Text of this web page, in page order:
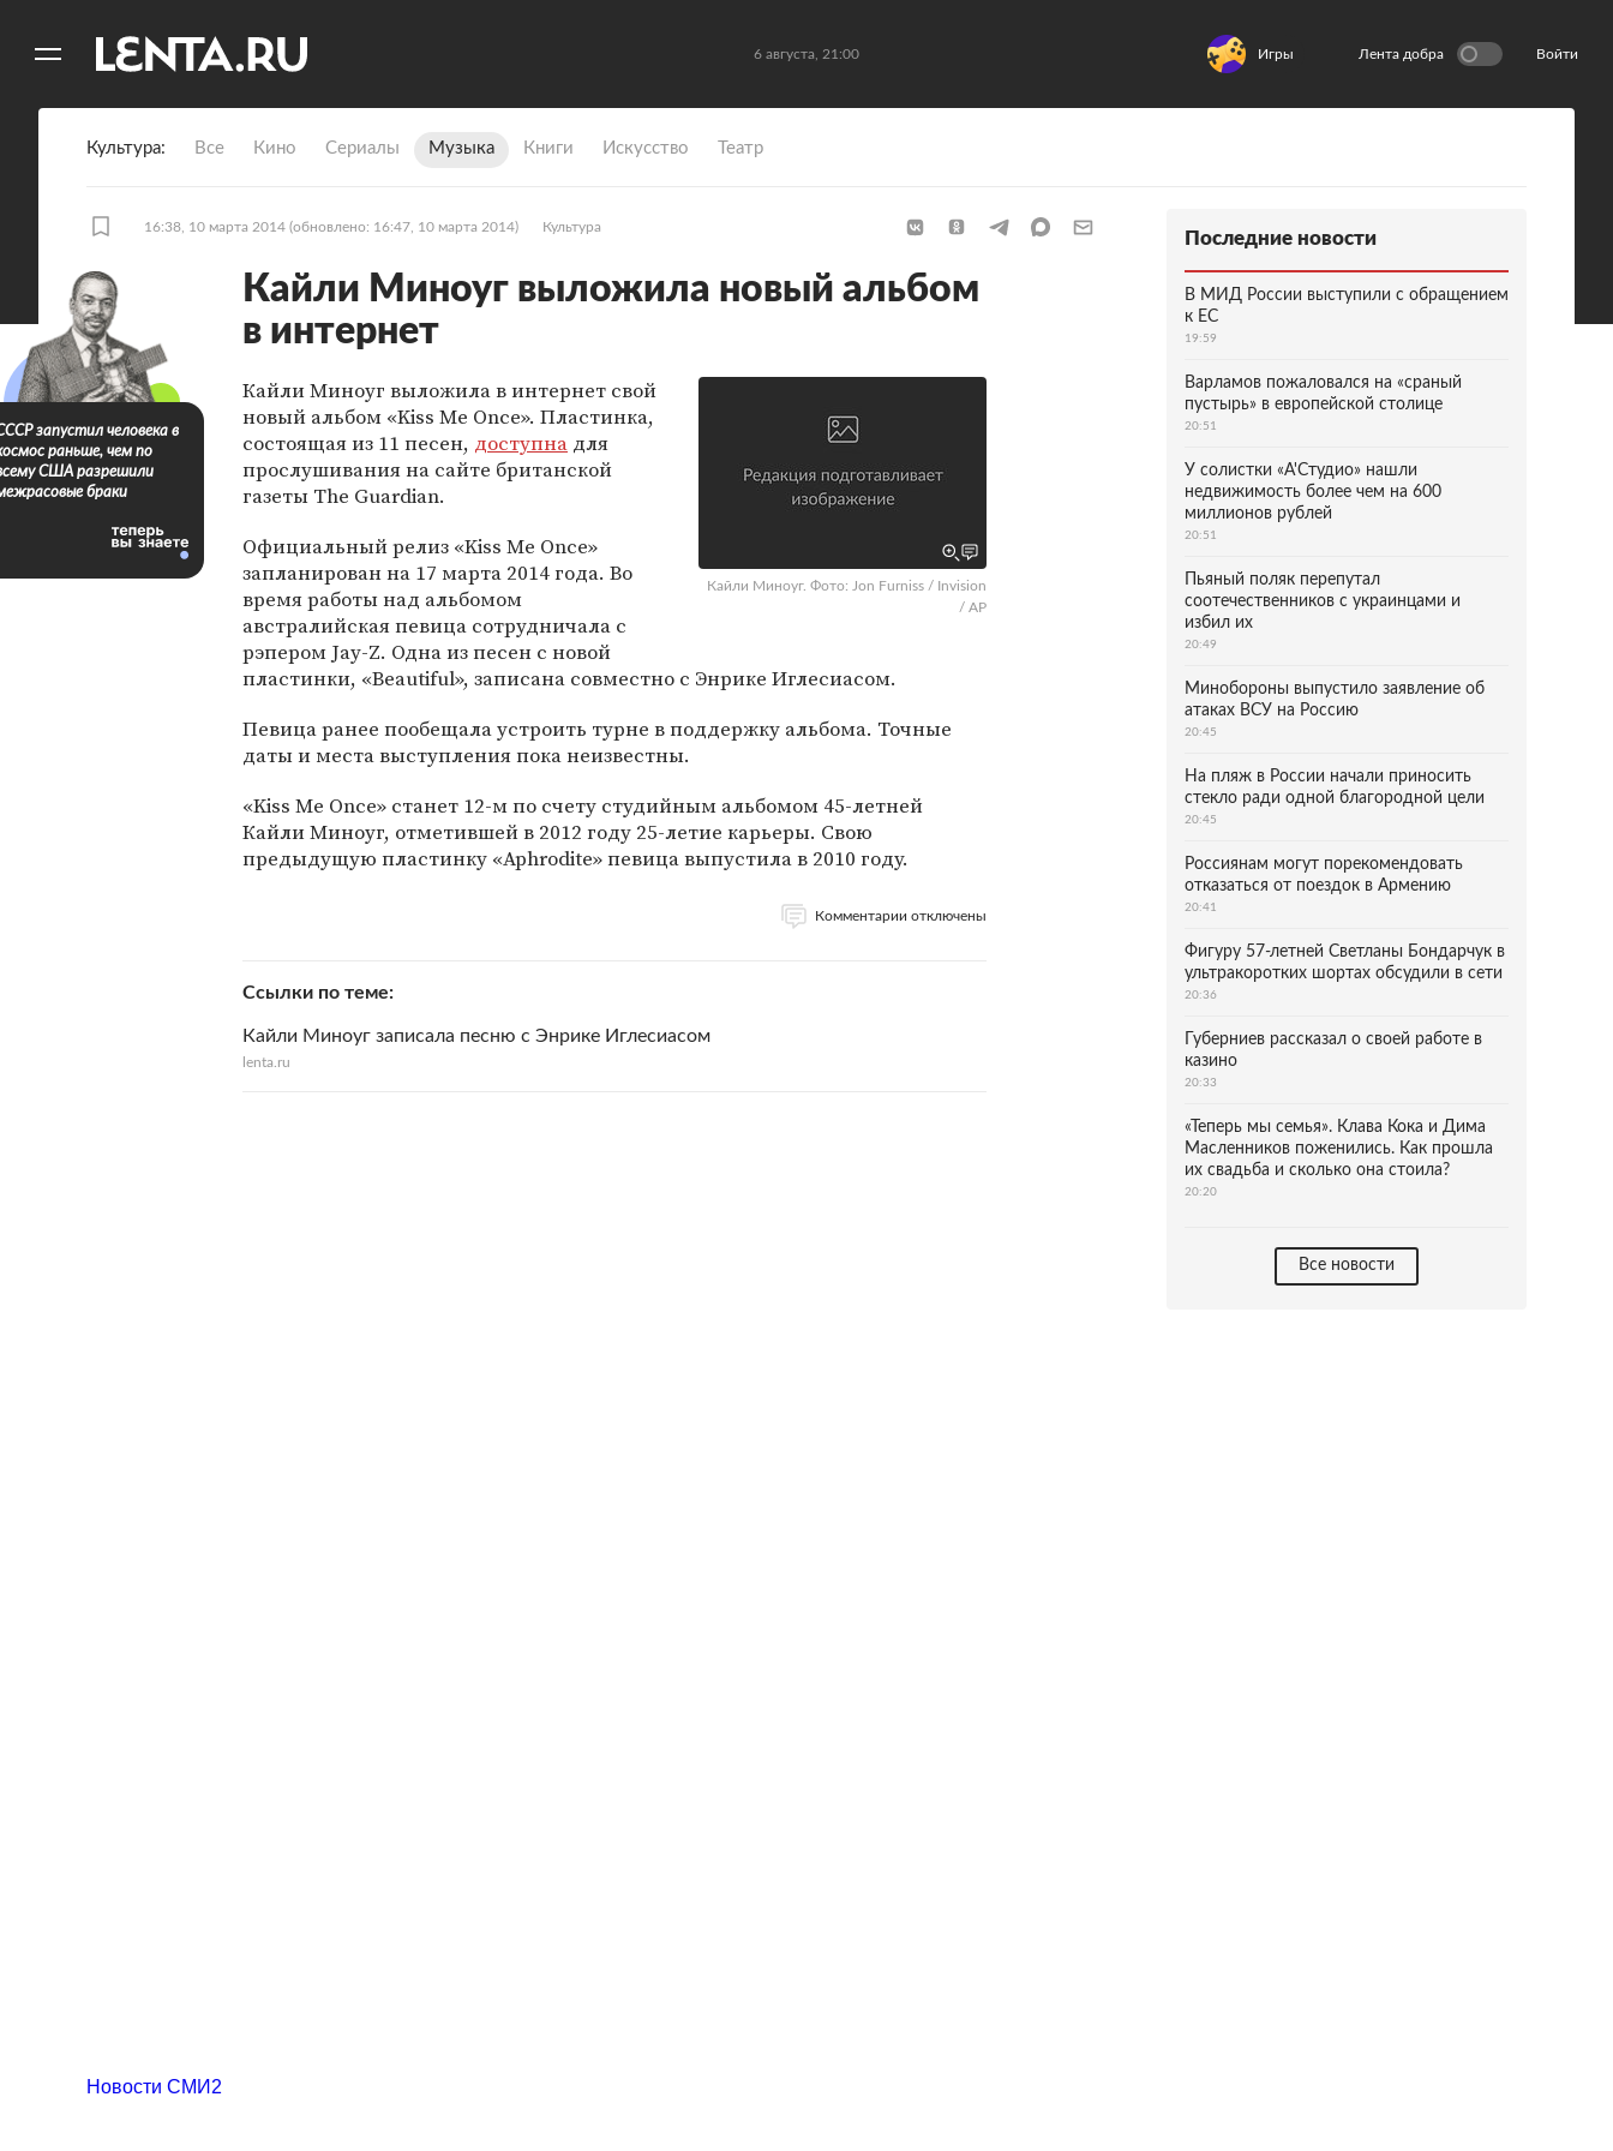
6 августа, 21:00 Игры Лента добра Войти
Культура Все Кино Сериалы Музыка Книги Искусство Театр
16:38, 10 марта 2014 (обновлено: 16:47, 10 марта 2014) Культура
Кайли Миноуг выложила новый альбом
в интернет
Кайли Миноуг. Фото: Jon Furniss / Invision
/ AP
Кайли Миноуг выложила в интернет свой
новый альбом «Kiss Me Once». Пластинка,
состоящая из 11 песен, доступна для
прослушивания на сайте британской
газеты The Guardian.
Официальный релиз «Kiss Me Once»
запланирован на 17 марта 2014 года. Во
время работы над альбомом
австралийская певица сотрудничала с
рэпером Jay-Z. Одна из песен с новой
пластинки, «Beautiful», записана совместно с Энрике Иглесиасом.
Певица ранее пообещала устроить турне в поддержку альбома. Точные
даты и места выступления пока неизвестны.
«Kiss Me Once» станет 12-м по счету студийным альбомом 45-летней
Кайли Миноуг, отметившей в 2012 году 25-летие карьеры. Свою
предыдущую пластинку «Aphrodite» певица выпустила в 2010 году.
Комментарии отключены
Ссылки по теме
Кайли Миноуг записала песню с Энрике Иглесиасом
lenta.ru
запустил человека в
раньше, чем по
США разрешили
браки
Последние новости
В МИД России выступили с обращением
к ЕС
19:59
Варламов пожаловался на «сраный
пустырь» в европейской столице
20:51
У солистки «А'Студио» нашли
недвижимость более чем на 600
миллионов рублей
20:51
Пьяный поляк перепутал
соотечественников с украинцами и
избил их
20:49
Минобороны выпустило заявление об
атаках ВСУ на Россию
20:45
На пляж в России начали приносить
стекло ради одной благородной цели
20:45
Россиянам могут порекомендовать
отказаться от поездок в Армению
20:41
Фигуру 57-летней Светланы Бондарчук в
ультракоротких шортах обсудили в сети
20:36
Губерниев рассказал о своей работе в
казино
20:33
«Теперь мы семья». Клава Кока и Дима
Масленников поженились. Как прошла
их свадьба и сколько она стоила?
20:20
Все новости
Новости СМИ2